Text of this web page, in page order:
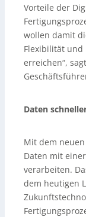
Vorteile der
wollen damit
Flexibilität und
erreichen“,
Daten
Mit dem
Daten mit
verarbeiten.
dem heutigen